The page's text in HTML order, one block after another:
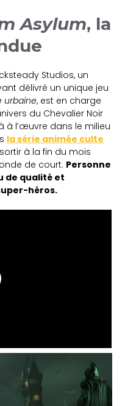
Asylum, la
Studios, un
délivré un unique jeu
urbaine, est en charge
du Chevalier Noir
à l’œuvre dans le milieu
la série animée culte
à la fin du mois
de court. Personne
de qualité et
héros.